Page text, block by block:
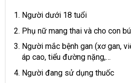
Người dưới 18 tuổi
Phụ nữ mang thai và cho con bú
Người mắc bệnh gan (xơ gan,
áp cao, tiểu đường nặng,…
Người đang sử dụng thuốc